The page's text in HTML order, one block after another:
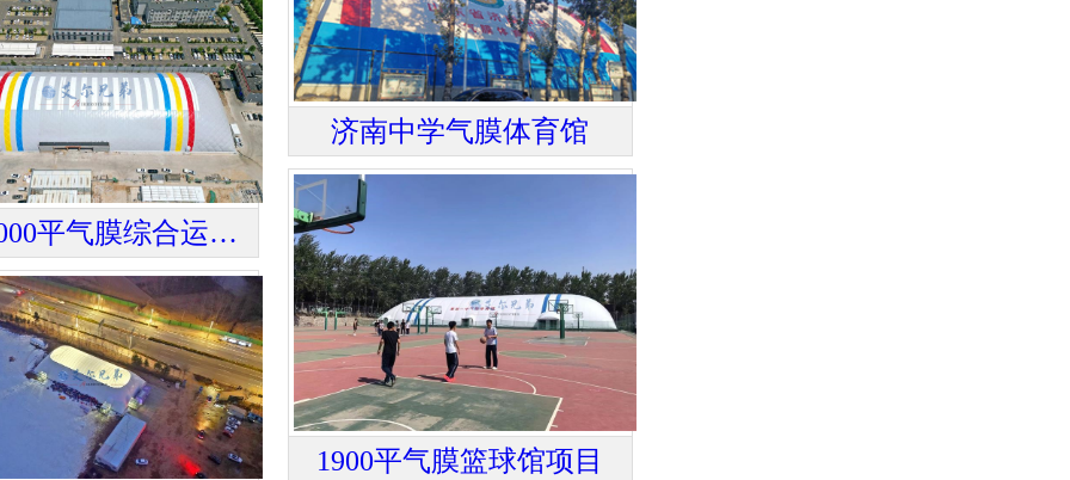
济南中学气膜体育馆
山西8000平气膜综合运动场馆
1900平气膜篮球馆项目